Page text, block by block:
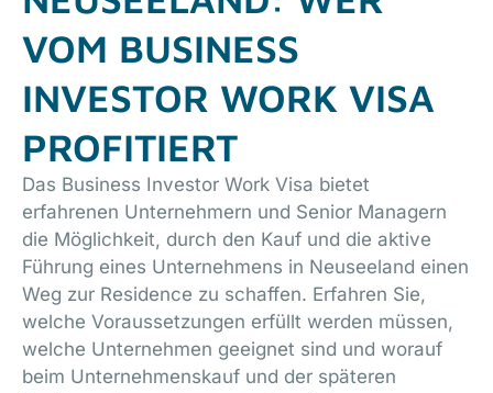
VOM BUSINESS
INVESTOR WORK VISA
PROFITIERT
Das Business Investor Work Visa bietet
erfahrenen Unternehmern und Senior Managern
die Möglichkeit, durch den Kauf und die aktive
Führung eines Unternehmens in Neuseeland einen
Weg zur Residence zu schaffen. Erfahren Sie,
welche Voraussetzungen erfüllt werden müssen,
welche Unternehmen geeignet sind und worauf
beim Unternehmenskauf und der späteren